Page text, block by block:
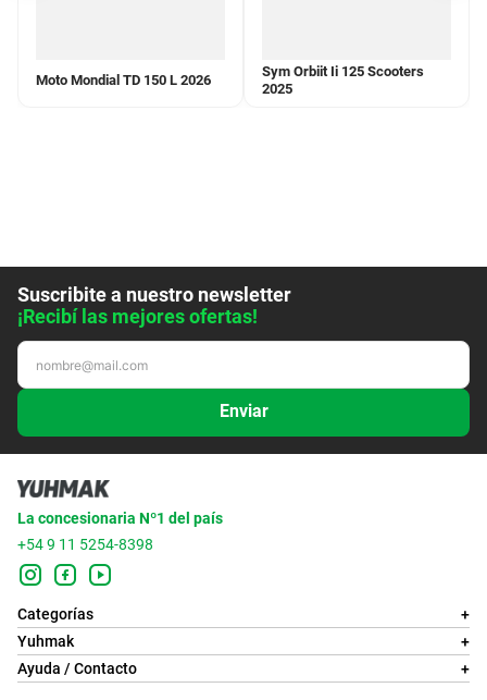
Moto Mondial TD 150 L 2026
Sym Orbiit Ii 125 Scooters
2025
Suscribite a nuestro newsletter
¡Recibí las mejores ofertas!
Enviar
La concesionaria Nº1 del país
+54 9 11 5254-8398
Categorías
+
Yuhmak
+
Ayuda / Contacto
+